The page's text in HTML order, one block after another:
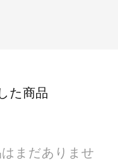
た商品
まだありませ